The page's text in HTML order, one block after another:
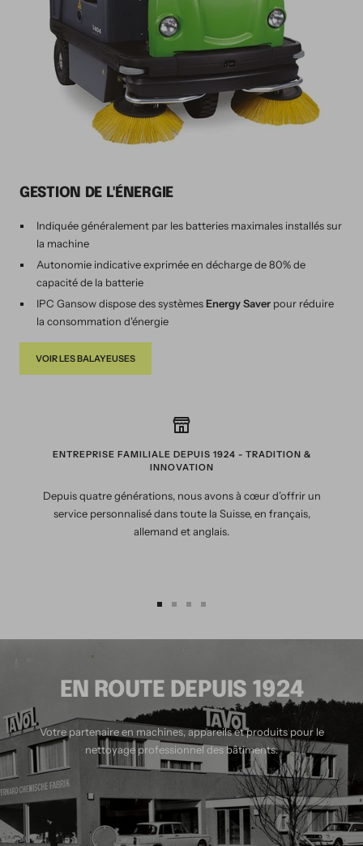
GESTION DE L'ÉNERGIE
Indiquée généralement par les batteries maximales installés sur
la machine
Autonomie indicative exprimée en décharge de 80% de
capacité de la batterie
IPC Gansow dispose des systèmesEnergy Saver pour réduire
la consommation d'énergie
VOIR LES BALAYEUSES
ENTREPRISE FAMILIALE DEPUIS 1924 - TRADITION &
INNOVATION
Depuis quatre générations, nous avons à cœur d’offrir un
service personnalisé dans toute la Suisse, en français,
allemand et anglais.
EN ROUTE DEPUIS 1924
Votre partenaire en machines, appareils et produits pour le
nettoyage professionnel des bâtiments.